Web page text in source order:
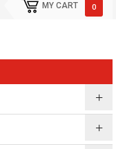
MY CART 0